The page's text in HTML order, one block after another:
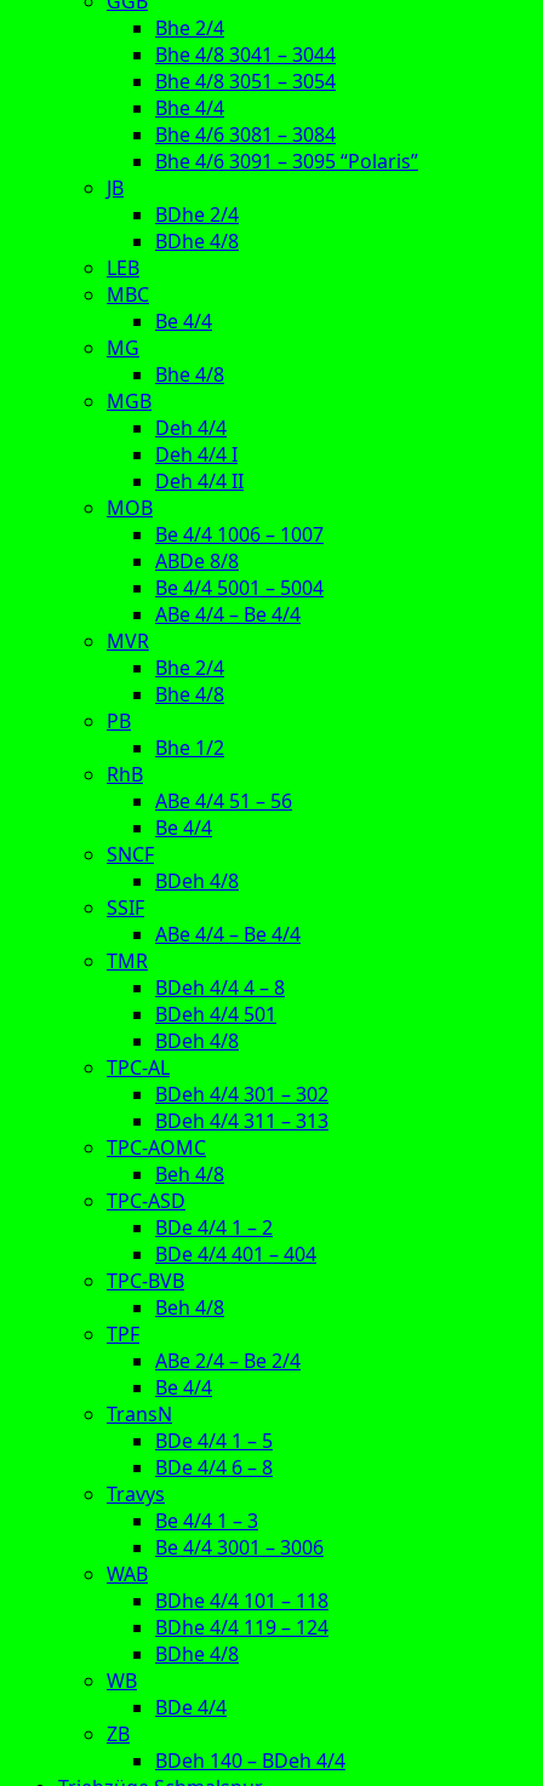
Bhe 2/4
Bhe 4/8 3041 – 3044
Bhe 4/8 3051 – 3054
Bhe 4/4
Bhe 4/6 3081 – 3084
Bhe 4/6 3091 – 3095 “Polaris”
JB
BDhe 2/4
BDhe 4/8
LEB
MBC
Be 4/4
MG
Bhe 4/8
MGB
Deh 4/4
Deh 4/4 I
Deh 4/4 II
MOB
Be 4/4 1006 – 1007
ABDe 8/8
Be 4/4 5001 – 5004
ABe 4/4 – Be 4/4
MVR
Bhe 2/4
Bhe 4/8
PB
Bhe 1/2
RhB
ABe 4/4 51 – 56
Be 4/4
SNCF
BDeh 4/8
SSIF
ABe 4/4 – Be 4/4
TMR
BDeh 4/4 4 – 8
BDeh 4/4 501
BDeh 4/8
TPC-AL
BDeh 4/4 301 – 302
BDeh 4/4 311 – 313
TPC-AOMC
Beh 4/8
TPC-ASD
BDe 4/4 1 – 2
BDe 4/4 401 – 404
TPC-BVB
Beh 4/8
TPF
ABe 2/4 – Be 2/4
Be 4/4
TransN
BDe 4/4 1 – 5
BDe 4/4 6 – 8
Travys
Be 4/4 1 – 3
Be 4/4 3001 – 3006
WAB
BDhe 4/4 101 – 118
BDhe 4/4 119 – 124
BDhe 4/8
WB
BDe 4/4
ZB
BDeh 140 – BDeh 4/4